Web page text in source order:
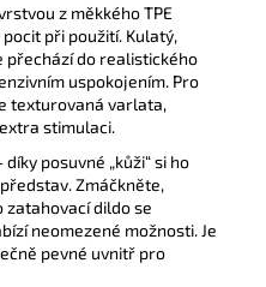
z měkkého TPE
při použití. Kulatý,
přechází do realistického
uspokojením. Pro
texturovaná varlata,
stimulaci.
posuvné „kůži“ si ho
Zmáčkněte,
dildo se
neomezené možnosti. Je
pevné uvnitř pro